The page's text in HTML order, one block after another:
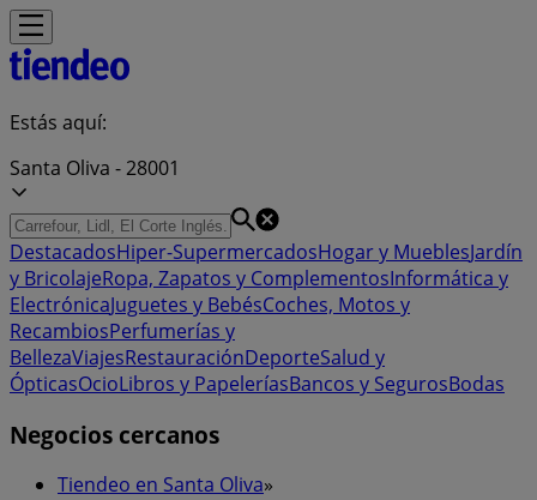
Estás aquí:
Santa Oliva - 28001
DestacadosHiper-SupermercadosHogar y MueblesJardín
y BricolajeRopa, Zapatos y ComplementosInformática y
ElectrónicaJuguetes y BebésCoches, Motos y
RecambiosPerfumerías y
BellezaViajesRestauraciónDeporteSalud y
ÓpticasOcioLibros y PapeleríasBancos y SegurosBodas
Negocios cercanos
Tiendeo en Santa Oliva»